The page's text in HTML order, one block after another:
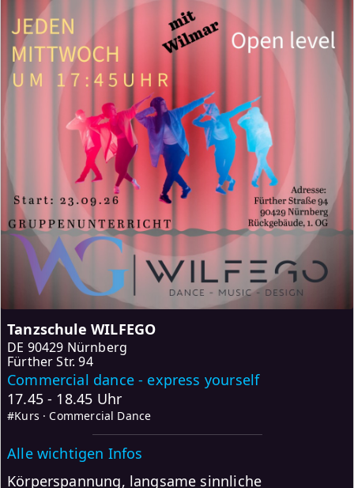
Tanzschule WILFEGO
DE 90429 Nürnberg
Fürther Str. 94
Commercial dance - express yourself
17.45 - 18.45 Uhr
#Kurs · Commercial Dance
Alle wichtigen Infos
Körperspannung, langsame sinnliche